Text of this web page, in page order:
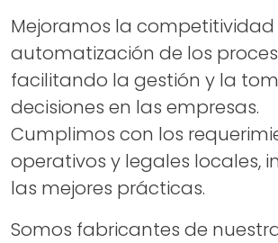
Mejoramos la competitividad
automatización de los
facilitando la gestión y la
decisiones en las empresas.
Cumplimos con los
operativos y legales locales,
las mejores prácticas.
Somos fabricantes de